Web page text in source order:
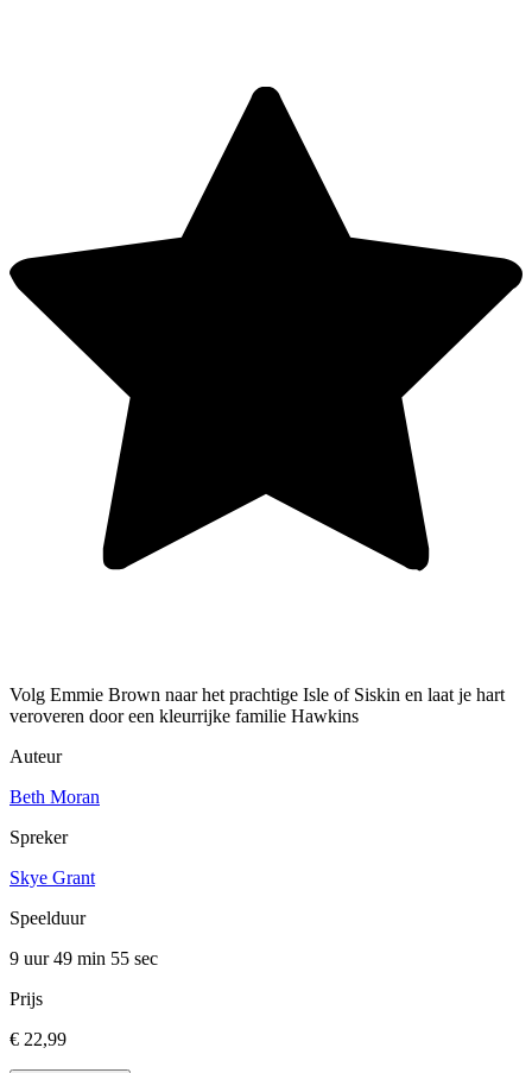
Volg Emmie Brown naar het prachtige Isle of Siskin en laat je hart
veroveren door een kleurrijke familie Hawkins
Auteur
Beth Moran
Spreker
Skye Grant
Speelduur
9 uur 49 min 55 sec
Prijs
€ 22,99